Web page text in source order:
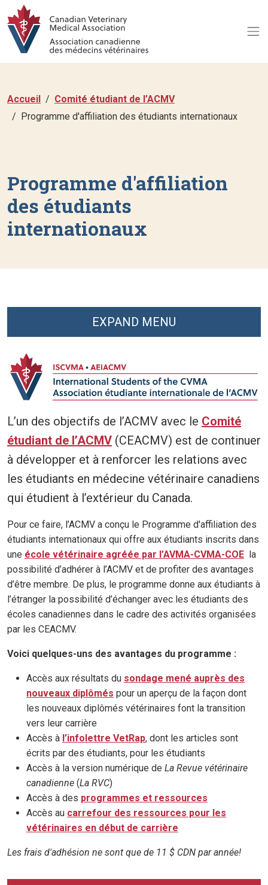
Accueil
Comité étudiant de l’ACMV
Programme d'affiliation des étudiants internationaux
Programme d'affiliation
des étudiants
internationaux
L’un des objectifs de l’ACMV avec le Comité
étudiant de l’ACMV (CEACMV) est de continuer
à développer et à renforcer les relations avec
les étudiants en médecine vétérinaire canadiens
qui étudient à l’extérieur du Canada.
Pour ce faire, l’ACMV a conçu le Programme d'affiliation des
étudiants internationaux qui offre aux étudiants inscrits dans
une école vétérinaire agréée par l’AVMA-CVMA-COE la
possibilité d’adhérer à l’ACMV et de profiter des avantages
d’être membre. De plus, le programme donne aux étudiants à
l’étranger la possibilité d’échanger avec les étudiants des
écoles canadiennes dans le cadre des activités organisées
par les CEACMV.
Voici quelques-uns des avantages du programme :
Accès aux résultats du sondage mené auprès des
nouveaux diplômés pour un aperçu de la façon dont
les nouveaux diplômés vétérinaires font la transition
vers leur carrière
Accès à l’infolettre VetRap, dont les articles sont
écrits par des étudiants, pour les étudiants
Accès à la version numérique de La Revue vétérinaire
canadienne (La RVC)
Accès à des programmes et ressources
Accès au carrefour des ressources pour les
vétérinaires en début de carrière
Les frais d'adhésion ne sont que de 11 $ CDN par année!
EXPAND MENU